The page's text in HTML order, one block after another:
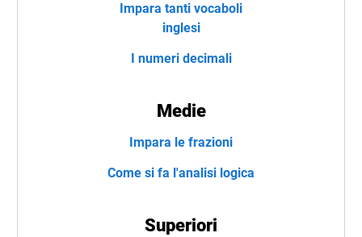
Impara tanti vocaboli
inglesi
I numeri decimali
Medie
Impara le frazioni
Come si fa l'analisi logica
Superiori